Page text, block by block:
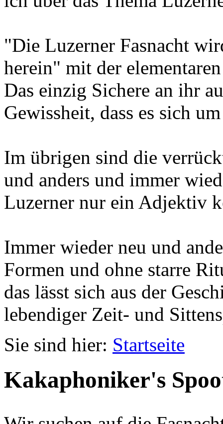
"Die Luzerner Fasnacht
herein" mit der
Das einzig Sichere an ihr
Gewissheit, dass es sich
Im übrigen sind die
und anders und immer
Luzerner nur ein Adjektiv
Immer wieder neu und
Formen und ohne starre
das lässt sich aus der
lebendiger Zeit- und
Sie sind hier: Startseite
Kakaphoniker's